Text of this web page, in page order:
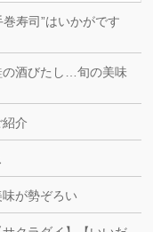
寿司”はいかがです
の酒びたし…旬の美味
介
が勢ぞろい